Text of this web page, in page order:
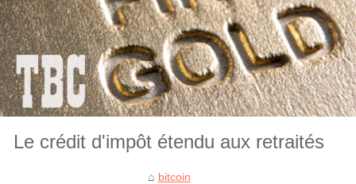
Le crédit d'impôt étendu aux retraités
bitcoin